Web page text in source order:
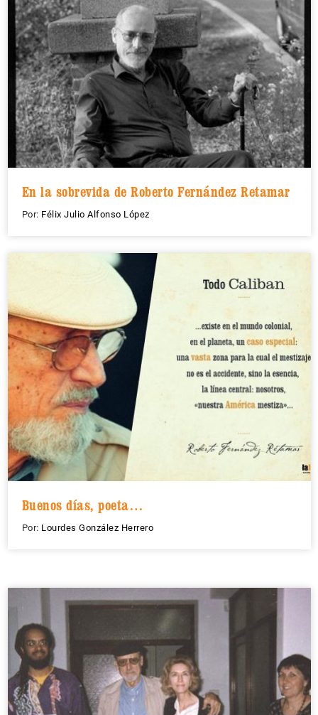
En la sobrevida de Roberto Fernández Retamar
Por: Félix Julio Alfonso López
Buenos días, poeta…
Por: Lourdes González Herrero